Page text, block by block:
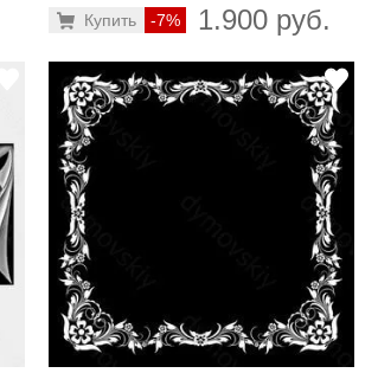
-7% 1.900 руб.
Купить